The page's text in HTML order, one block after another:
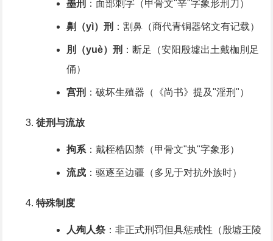
墨刑 ：面部刺字（甲骨文"辛"字象形刑刀）
劓（yì）刑 ：割鼻（商代青铜器铭文有记载）
刖（yuè）刑 ：断足（安阳殷墟出土戴枷刖足
俑）
宫刑 ：破坏生殖器（《尚书》提及"淫刑"）
徒刑与流放
拘系：戴桎梏囚禁（甲骨文"执"字象形）
流戍：驱逐至边疆（多见于对抗外族时）
特殊制度
人殉人祭：非正式刑罚但具惩戒性（殷墟王陵